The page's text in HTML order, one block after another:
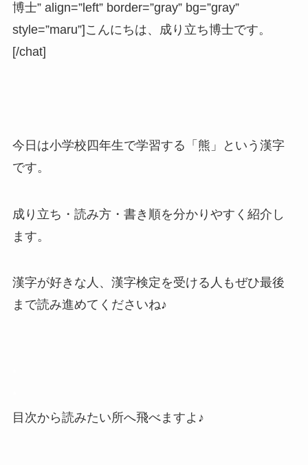
博士” align=”left” border=”gray” bg=”gray”
style=”maru”]こんにちは、成り立ち博士です。
[/chat]
今日は小学校四年生で学習する「熊」という漢字
です。
成り立ち・読み方・書き順を分かりやすく紹介し
ます。
漢字が好きな人、漢字検定を受ける人もぜひ最後
まで読み進めてくださいね♪
目次から読みたい所へ飛べますよ♪